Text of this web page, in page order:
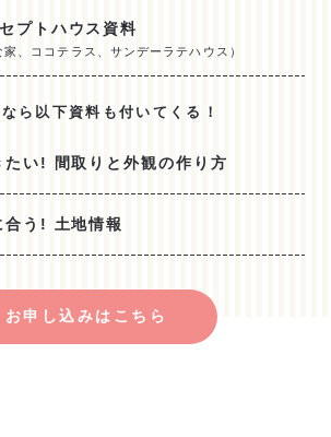
プトハウス資料
家、ココテラス、サンデーラテハウス）
ら以下資料も付いてくる！
たい! 間取りと外観の作り方
合う! 土地情報
お申し込みはこちら